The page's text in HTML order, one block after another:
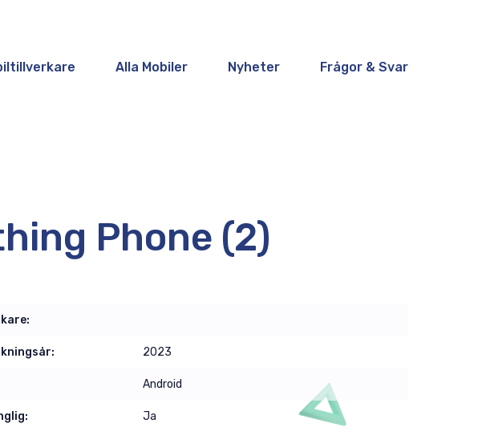
Alla Mobiler Nyheter Frågor & Svar
Phone (2)
2023
Android
Ja